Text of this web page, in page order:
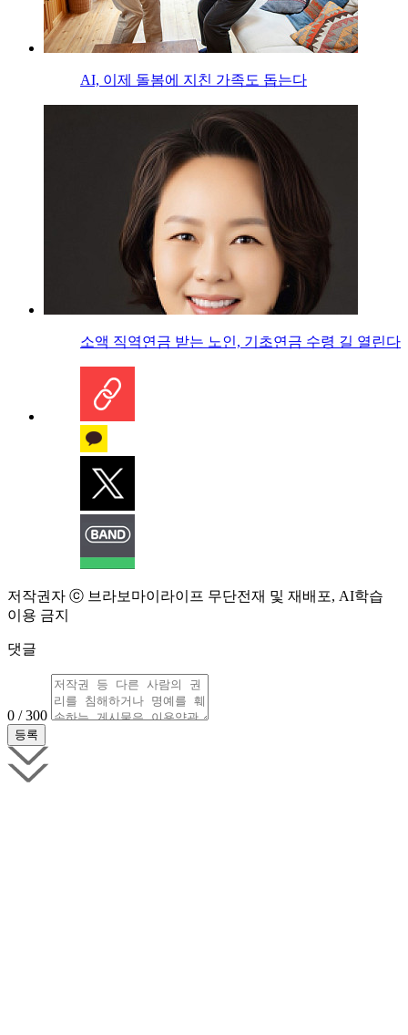
AI, 이제 돌봄에 지친 가족도 돕는다
소액 직역연금 받는 노인, 기초연금 수령 길 열린다
저작권자 ⓒ 브라보마이라이프 무단전재 및 재배포, AI학습
이용 금지
댓글
0 / 300